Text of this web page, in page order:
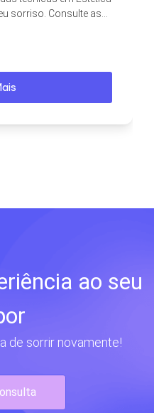
10% da
define-se como a
ao seu
de sorrir novamente!